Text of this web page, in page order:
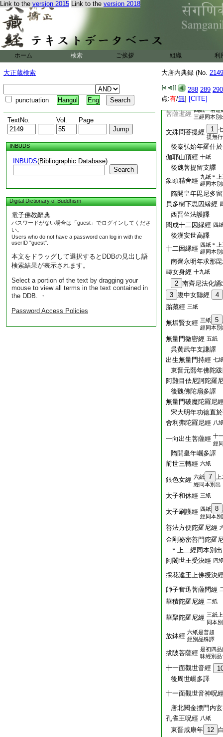
Link to the version 2015 Link to the version 2018
ホーム 検索 ご挨拶 組織 利
大正蔵検索
punctuation Hangul Eng
TextNo. Vol. Page
INBUDS
INBUDS(Bibliographic Database)
Search
Digital Dictionary of Buddhism
電子佛教辭典
パスワードがない場合は「guest」でログインしてくださ
い。
Users who do not have a password can log in with the
userID "guest".
本文をドラッグして選択するとDDBの見出し語
検索結果が表示されます。
Select a portion of the text by dragging your
mouse to view all terms in the text contained in
the DDB. ・
Password Access Policies
大唐内典録 (No.
288 289 290
点:有/無] [CITE]
能斷金剛般若經 十
經
唐永徽年玄奘 43
逝童子經
西晋支法度譯
菩薩逝經 四紙一名逝
三經同本別
文殊問菩提經 1
提無
後秦弘始年羅什
伽耶山頂經 十紙
後魏菩提留支譯
象頭精舍經 九紙＊上
經同本別
隋開皇年毘尼多
貝多樹下思因縁經
西晋竺法護譯
聞成十二因縁經 四
後漢安世高譯
十二因縁經 四紙＊上
經同本別
南齊永明年求那
轉女身經 十九紙
2 南齊尼法化誦
3 腹中女聽經
4
胎藏經 三紙
無垢賢女經 三紙 5
經同本別
無量門微密經 五紙
呉黄武年支謙譯
出生無量門持經 七
東晋元熙年佛陀
阿難目佉尼訶陀羅
後魏佛陀扇多譯
無量門破魔陀羅尼
宋大明年功徳直
舍利弗陀羅尼經 八
一向出生菩薩經 十
經
隋開皇年崛多譯
前世三轉經 六紙
銀色女經 六紙 7
經同本別出
太子和休經 三紙
太子刷護經 四紙 8
經同本別
善法方便陀羅尼經
金剛祕密善門陀羅
＊上二經同本別出
阿闍世王受決經 四
採花違王上佛授決
師子奮迅菩薩問經
華積陀羅尼經 二紙
華聚陀羅尼經 三紙上
同本
放鉢經 六紙是普超
經別品殊譯
拔陂菩薩經 是初四
昧經別
十一面觀世音經
後周世崛多譯
十一面觀世音神呪
唐北闕金摽門内
孔雀王呪經 八紙
東晋咸康年 12